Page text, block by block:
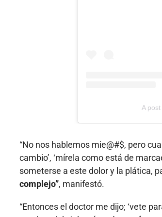
A
“No nos hablemos mie@#$, pero
cambio’, ‘mírela como está de
someterse a este dolor y la plática,
complejo”, manifestó.
“Entonces el doctor me dijo; ‘vete